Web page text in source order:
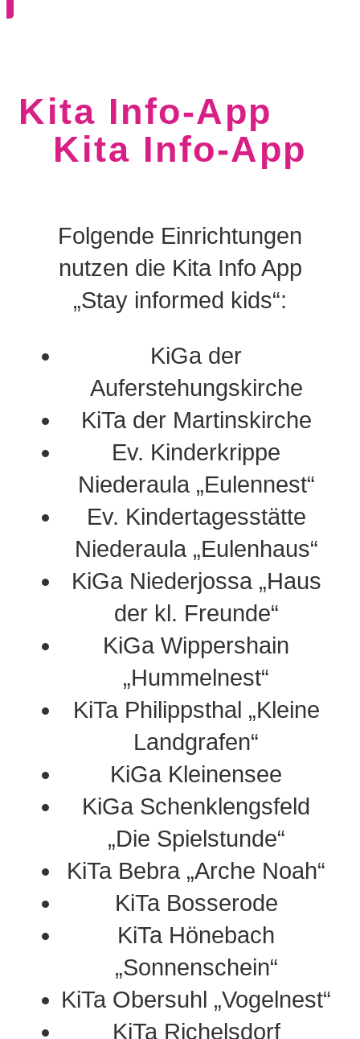
Kita Info-App
Kita Info-App
Folgende Einrichtungen
nutzen die Kita Info App
„Stay informed kids“:
KiGa der
Auferstehungskirche
KiTa der Martinskirche
Ev. Kinderkrippe
Niederaula „Eulennest“
Ev. Kindertagesstätte
Niederaula „Eulenhaus“
KiGa Niederjossa „Haus
der kl. Freunde“
KiGa Wippershain
„Hummelnest“
KiTa Philippsthal „Kleine
Landgrafen“
KiGa Kleinensee
KiGa Schenklengsfeld
„Die Spielstunde“
KiTa Bebra „Arche Noah“
KiTa Bosserode
KiTa Hönebach
„Sonnenschein“
KiTa Obersuhl „Vogelnest“
KiTa Richelsdorf